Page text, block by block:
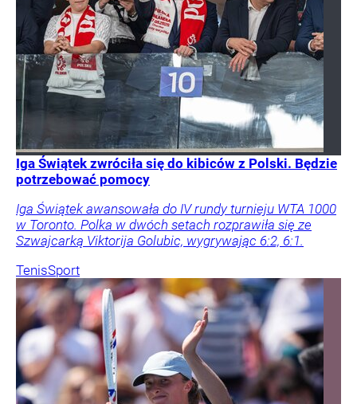
Iga Świątek zwróciła się do kibiców z Polski. Będzie
potrzebować pomocy
Iga Świątek awansowała do IV rundy turnieju WTA 1000
w Toronto. Polka w dwóch setach rozprawiła się ze
Szwajcarką Viktorija Golubic, wygrywając 6:2, 6:1.
TenisSport